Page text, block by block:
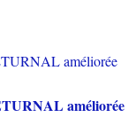
améliorée